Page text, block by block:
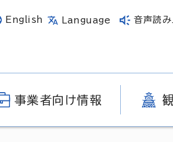
English Language 音声読み
事業者向け情報